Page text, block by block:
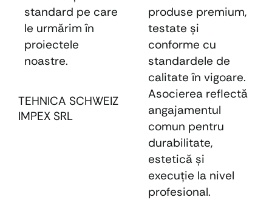
standard pe care
le urmărim în
proiectele
noastre.
TEHNICA SCHWEIZ
IMPEX SRL
produse premium,
testate şi
conforme cu
standardele de
calitate în vigoare.
Asocierea reflectă
angajamentul
comun pentru
durabilitate,
estetică şi
execuţie la nivel
profesional.